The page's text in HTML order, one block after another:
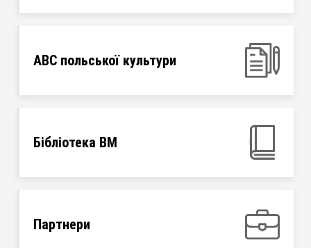
ABC польської культури
Бібліотека ВМ
Партнери